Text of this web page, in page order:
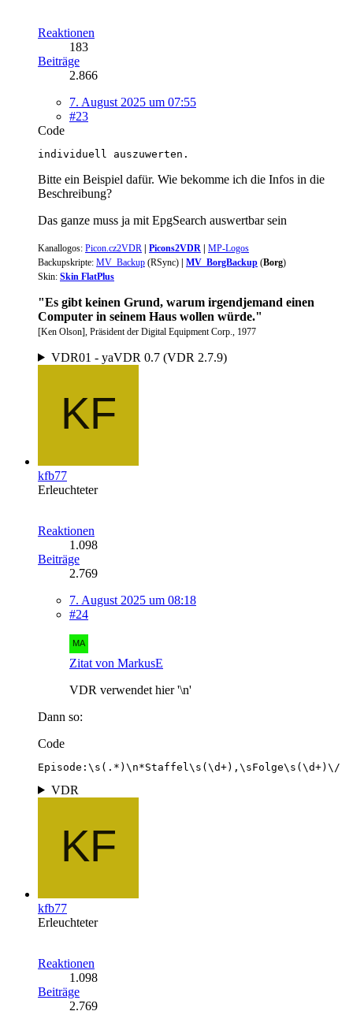
Reaktionen
183
Beiträge
2.866
7. August 2025 um 07:55
#23
Code
individuell auszuwerten.
Bitte ein Beispiel dafür. Wie bekomme ich die Infos in die
Beschreibung?
Das ganze muss ja mit EpgSearch auswertbar sein
Kanallogos: Picon.cz2VDR | Picons2VDR | MP-Logos
Backupskripte: MV_Backup (RSync) | MV_BorgBackup (Borg)
Skin: Skin FlatPlus
"Es gibt keinen Grund, warum irgendjemand einen
Computer in seinem Haus wollen würde."
[Ken Olson], Präsident der Digital Equipment Corp., 1977
VDR01 - yaVDR 0.7 (VDR 2.7.9)
kfb77
Erleuchteter
Reaktionen
1.098
Beiträge
2.769
7. August 2025 um 08:18
#24
Zitat von MarkusE
VDR verwendet hier '\n'
Dann so:
Code
Episode:\s(.*)\n*Staffel\s(\d+),\sFolge\s(\d+)\/
VDR
kfb77
Erleuchteter
Reaktionen
1.098
Beiträge
2.769